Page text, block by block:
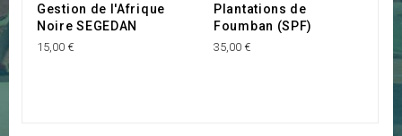
Gestion de l'Afrique
Noire SEGEDAN
15,00 €
Plantations de
Foumban (SPF)
35,00 €